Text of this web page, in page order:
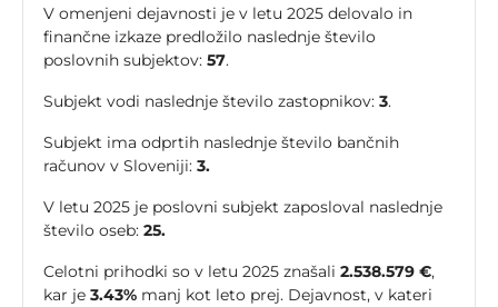
V omenjeni dejavnosti je v letu 2025 delovalo in
finančne izkaze predložilo naslednje število
poslovnih subjektov: 57.
Subjekt vodi naslednje število zastopnikov: 3.
Subjekt ima odprtih naslednje število bančnih
računov v Sloveniji: 3.
V letu 2025 je poslovni subjekt zaposloval naslednje
število oseb: 25.
Celotni prihodki so v letu 2025 znašali 2.538.579 €,
kar je 3.43% manj kot leto prej. Dejavnost, v kateri